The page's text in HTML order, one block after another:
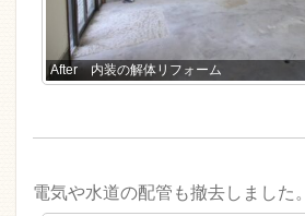
After 内装の解体リフォーム
電気や水道の配管も撤去しました。